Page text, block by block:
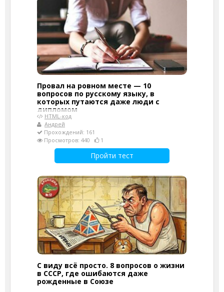
Провал на ровном месте — 10
вопросов по русскому языку, в
которых путаются даже люди с
дипломом
HTML-код
Андрей
Прохождений: 161
Просмотров: 440
1
Пройти тест
С виду всё просто. 8 вопросов о жизни
в СССР, где ошибаются даже
рожденные в Союзе